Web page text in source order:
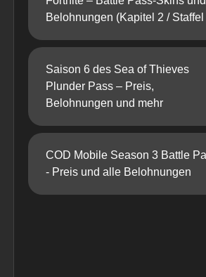
Belohnungen (Kapitel 2 / Staffel
Saison 6 des Sea of ​​Thieves
Plunder Pass – Preis,
Belohnungen und mehr
COD Mobile Season 3 Battle
- Preis und alle Belohnungen